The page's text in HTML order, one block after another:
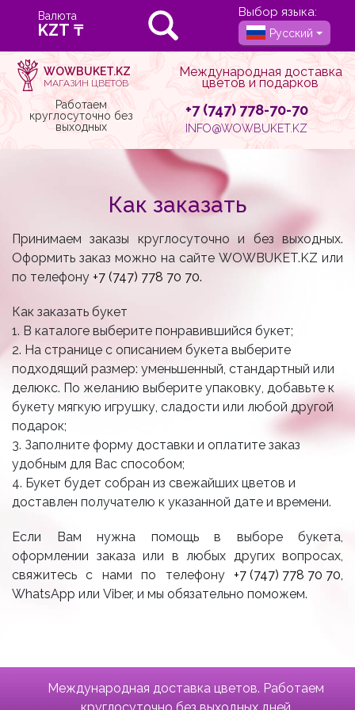
Валюта Выбор языка:
Русский
WOWBUKET.KZ
МАГАЗИН ЦВЕТОВ
Международная доставка
цветов и подарков
Работаем
круглосуточно без
выходных
+7 (747) 778-70-70
INFO@WOWBUKET.KZ
Как заказать
Принимаем заказы круглосуточно и без выходных.
Оформить заказ можно на сайте WOWBUKET.KZ или
по телефону +7 (747) 778 70 70.
Как заказать букет
1. В каталоге выберите понравившийся букет;
2. На странице с описанием букета выберите
подходящий размер: уменьшенный, стандартный или
делюкс. По желанию выберите упаковку, добавьте к
букету мягкую игрушку, сладости или любой другой
подарок;
3. Заполните форму доставки и оплатите заказ
удобным для Вас способом;
4. Букет будет собран из свежайших цветов и
доставлен получателю к указанной дате и времени.
Если Вам нужна помощь в выборе букета,
оформлении заказа или в любых других вопросах,
свяжитесь с нами по телефону +7 (747) 778 70 70,
WhatsApp или Viber, и мы обязательно поможем.
Международная доставка цветов. Работаем